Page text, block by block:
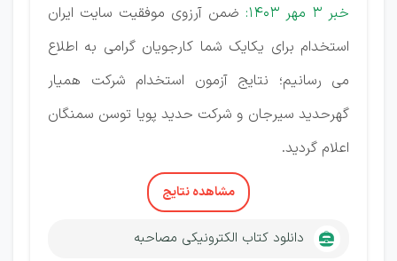
خبر 3 مهر 1403:
ضمن آرزوی موفقیت سایت ایران
استخدام برای یکایک شما کارجویان گرامی به اطلاع
می رسانیم؛ نتایج آزمون استخدام شرکت همیار
گهرحدید سیرجان و شرکت حدید پویا توسن سمنگان
اعلام گردید.
مشاهده نتایج
دانلود کتاب الکترونیکی مصاحبه